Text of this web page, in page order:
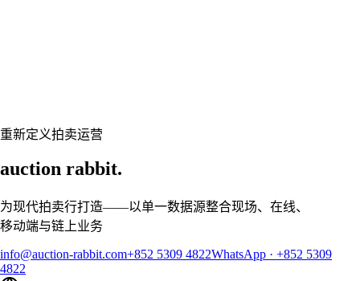
重新定义拍卖运营
auction rabbit.
为现代拍卖行打造——以单一数据源整合现场、在线、
移动端与链上业务
info@auction-rabbit.com+852 5309 4822WhatsApp · +852 5309
4822